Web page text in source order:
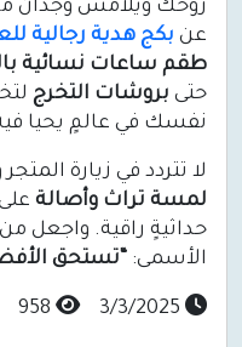
روحك ويلامس وجدان
عن بكج هدية رجالية
طقم ساعات نسائية
حتى بروشات التخرج
نفسك في عالمٍ يحيا
لا تتردد في زيارة
لمسة تراث وأصالة
حداثيةٍ راقية. واجعل
الأسمى: “تستحق